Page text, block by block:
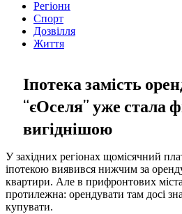
Регіони
Спорт
Дозвілля
Життя
Іпотека замість
“єОселя” уже стала
вигіднішою
У західних регіонах щомісячний
іпотекою виявився нижчим за
квартири. Але в прифронтових
протилежна: орендувати там досі
купувати.